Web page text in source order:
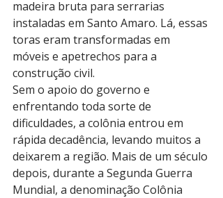
madeira bruta para serrarias
instaladas em Santo Amaro. Lá, essas
toras eram transformadas em
móveis e apetrechos para a
construção civil.
Sem o apoio do governo e
enfrentando toda sorte de
dificuldades, a colônia entrou em
rápida decadência, levando muitos a
deixarem a região. Mais de um século
depois, durante a Segunda Guerra
Mundial, a denominação Colônia